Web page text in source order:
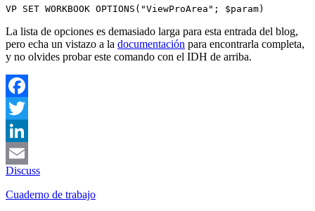
VP SET WORKBOOK OPTIONS("ViewProArea"; $param)
La lista de opciones es demasiado larga para esta entrada del blog,
pero echa un vistazo a la documentación para encontrarla completa,
y no olvides probar este comando con el IDH de arriba.
Facebook
Twitter
LinkedIn
Email
Discuss
Cuaderno de trabajo